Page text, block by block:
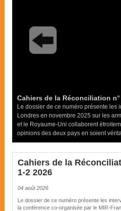
Cahiers de la Réconciliation n°
Le dossier de ce numéro présente
Londres en novembre 2025 sur les
et le Royaume-Uni collaborent
opinions des deux pays en soient
Cahiers de la
1-2 2026
04 août 2026
Le dossier de ce numéro présente les
la conférence co-organisée par le MIR-